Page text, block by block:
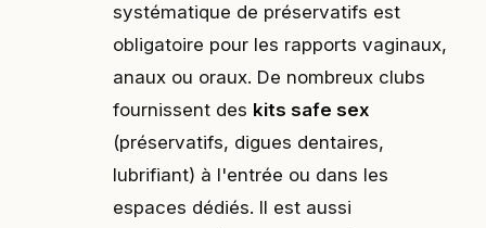
systématique de préservatifs est
obligatoire pour les rapports vaginaux,
anaux ou oraux. De nombreux clubs
fournissent des kits safe sex
(préservatifs, digues dentaires,
lubrifiant) à l'entrée ou dans les
espaces dédiés. Il est aussi